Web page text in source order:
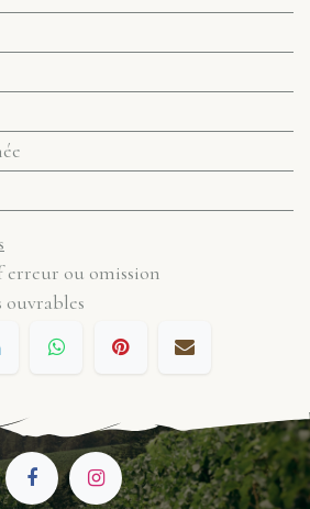
erreur ou omission
ouvrables